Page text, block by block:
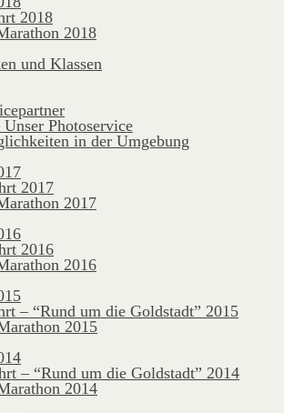
2018
2018
und Klassen
Photoservice
in der Umgebung
2017
2017
2016
2016
– “Rund um die Goldstadt” 2015
2015
– “Rund um die Goldstadt” 2014
2014